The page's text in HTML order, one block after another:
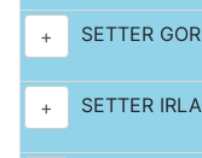
+ SETTER
+ SETTER